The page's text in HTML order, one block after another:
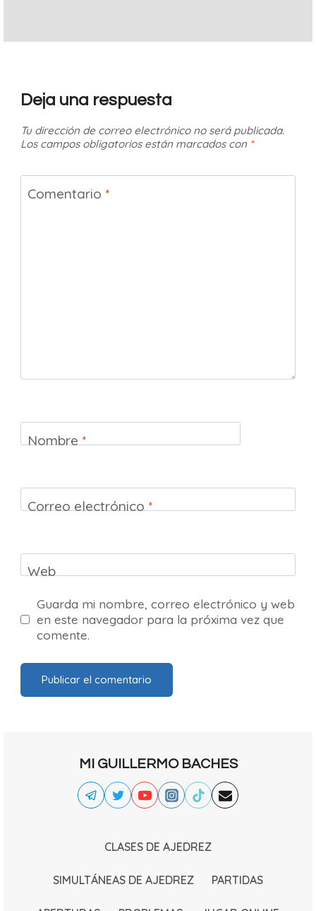
Deja una respuesta
Tu dirección de correo electrónico no será publicada.
Los campos obligatorios están marcados con *
Comentario *
Nombre *
Correo electrónico *
Web
Guarda mi nombre, correo electrónico y web
en este navegador para la próxima vez que
comente.
MI GUILLERMO BACHES
CLASES DE AJEDREZ
SIMULTÁNEAS DE AJEDREZ PARTIDAS